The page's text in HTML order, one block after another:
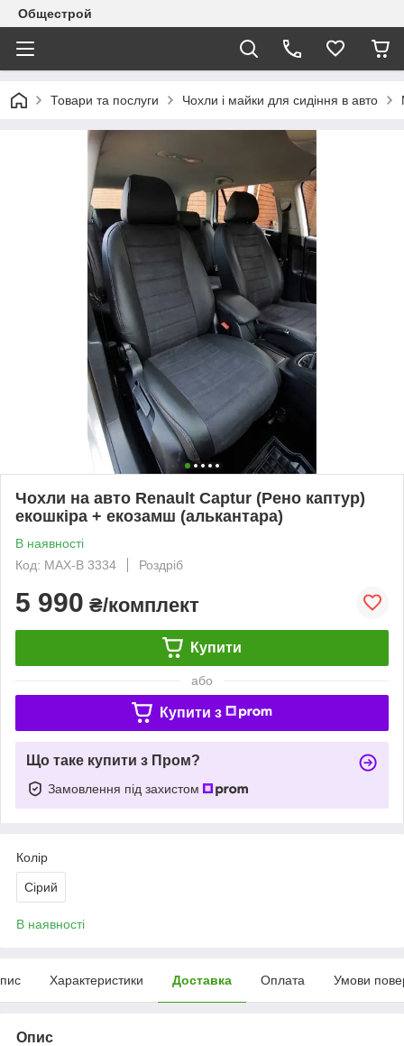
Общестрой
Товари та послуги Чохли і майки для сидіння в авто
Чохли на авто Renault Captur (Рено каптур)
екошкіра + екозамш (алькантара)
В наявності
Код: MAX-B 3334
Роздріб
5 990 ₴/комплект
Купити
або
Купити з
Що таке купити з Пром?
Замовлення під захистом
Колір
Сірий
В наявності
Характеристики Доставка Оплата Умови
Опис